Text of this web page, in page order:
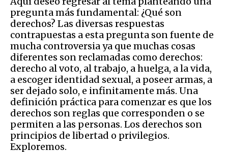
preguntamás fundamental: ¿Qué son
derechos? Las diversas respuestas
contrapuestas a esta pregunta son fuente de
mucha controversia ya que muchas cosas
diferentes son reclamadas como derechos:
derecho al voto, al trabajo, a huelga, a la vida,
a escoger identidad sexual, a poseer armas, a
ser dejado solo, e infinitamente más. Una
definición práctica para comenzar es que los
derechos son reglas que corresponden o se
permiten a las personas. Los derechos son
principios de libertad o privilegios.
Exploremos.